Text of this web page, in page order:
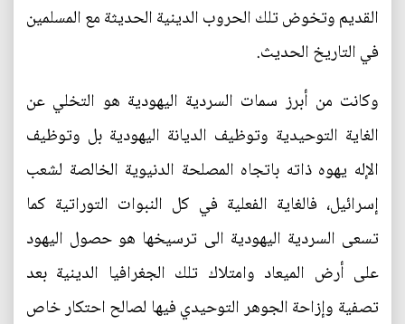
القديم وتخوض تلك الحروب الدينية الحديثة مع المسلمين
في التاريخ الحديث.
وكانت من أبرز سمات السردية اليهودية هو التخلي عن
الغاية التوحيدية وتوظيف الديانة اليهودية بل وتوظيف
الإله يهوه ذاته باتجاه المصلحة الدنيوية الخالصة لشعب
إسرائيل، فالغاية الفعلية في كل النبوات التوراتية كما
تسعى السردية اليهودية الى ترسيخها هو حصول اليهود
على أرض الميعاد وامتلاك تلك الجغرافيا الدينية بعد
تصفية وإزاحة الجوهر التوحيدي فيها لصالح احتكار خاص